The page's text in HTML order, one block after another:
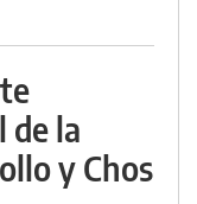
de la
y Chos